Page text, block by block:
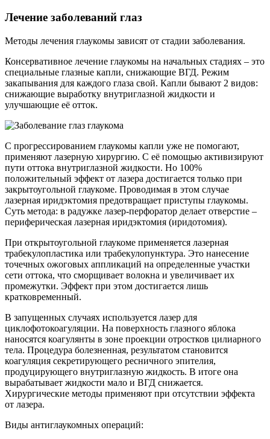
Лечение заболеваний глаз
Методы лечения глаукомы зависят от стадии заболевания.
Консервативное лечение глаукомы на начальных стадиях – это
специальные глазные капли, снижающие ВГД. Режим
закапывания для каждого глаза свой. Капли бывают 2 видов:
снижающие выработку внутриглазной жидкости и
улучшающие её отток.
С прогрессированием глаукомы капли уже не помогают,
применяют лазерную хирургию. С её помощью активизируют
пути оттока внутриглазной жидкости. Но 100%
положительный эффект от лазера достигается только при
закрытоугольной глаукоме. Проводимая в этом случае
лазерная иридэктомия предотвращает приступы глаукомы.
Суть метода: в радужке лазер-перфоратор делает отверстие –
периферическая лазерная иридэктомия (иридотомия).
При открытоугольной глаукоме применяется лазерная
трабекулопластика или трабекулопунктура. Это нанесение
точечных ожоговых аппликаций на определенные участки
сети оттока, что сморщивает волокна и увеличивает их
промежутки. Эффект при этом достигается лишь
кратковременный.
В запущенных случаях используется лазер для
циклофотокоагуляции. На поверхность глазного яблока
наносятся коагулянты в зоне проекции отростков цилиарного
тела. Процедура болезненная, результатом становится
коагуляция секретирующего ресничного эпителия,
продуцирующего внутриглазную жидкость. В итоге она
вырабатывает жидкости мало и ВГД снижается.
Хирургические методы применяют при отсутствии эффекта
от лазера.
Виды антиглаукомных операций: